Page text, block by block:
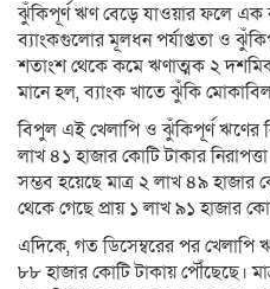
ঝুঁকিপূর্ণ ঋণ বেড়ে যাওয়ার ফলে এক
ব্যাংকগুলোর মূলধন পর্যাপ্ততা ও
শতাংশ থেকে কমে ঋণাত্মক ২
মানে হল, ব্যাংক খাতে ঝুঁকি
বিপুল এই খেলাপি ও ঝুঁকিপূর্ণ ঋণের
লাখ ৪১ হাজার কোটি টাকার
সম্ভব হয়েছে মাত্র ২ লাখ ৪৯ হাজার
থেকে গেছে প্রায় ১ লাখ ৯১ হাজার
এদিকে, গত ডিসেম্বরের পর
৮৮ হাজার কোটি টাকায় পৌঁছেছে।